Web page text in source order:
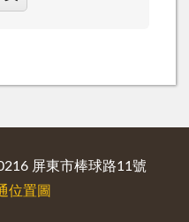
屏東市棒球路11號
位置圖